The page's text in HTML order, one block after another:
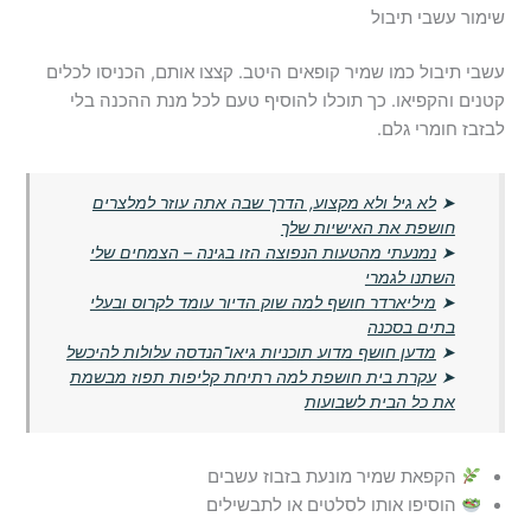
שימור עשבי תיבול
עשבי תיבול כמו שמיר קופאים היטב. קצצו אותם, הכניסו לכלים
קטנים והקפיאו. כך תוכלו להוסיף טעם לכל מנת ההכנה בלי
לבזבז חומרי גלם.
➤לא גיל ולא מקצוע, הדרך שבה אתה עוזר למלצרים
חושפת את האישיות שלך
➤נמנעתי מהטעות הנפוצה הזו בגינה – הצמחים שלי
השתנו לגמרי
➤ מיליארדר חושף למה שוק הדיור עומד לקרוס ובעלי
בתים בסכנה
➤ מדען חושף מדוע תוכניות גיאו־הנדסה עלולות להיכשל
➤עקרת בית חושפת למה רתיחת קליפות תפוז מבשמת
את כל הבית לשבועות
הקפאת שמיר מונעת בזבוז עשבים
הוסיפו אותו לסלטים או לתבשילים